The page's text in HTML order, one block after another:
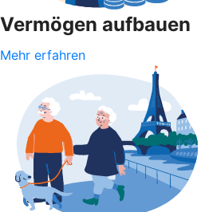
Vermögen aufbauen
Mehr erfahren